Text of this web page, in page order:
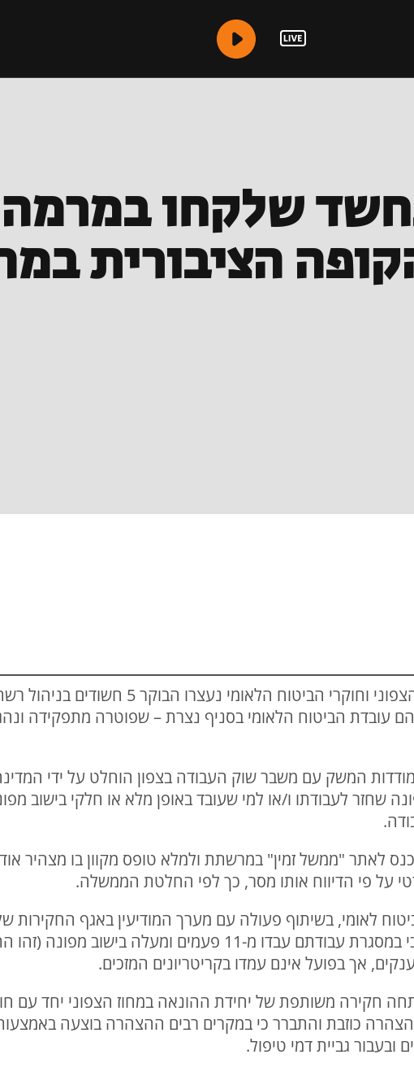
בחשד שלקחו
הציבורית
בתום חקירה משותפת של שוטרי המחוז הצפוני וחוקרי
עובדת הביטוח הלאומי בסניף נצרת – שפוטרה מתפקידה
המשק עם משבר שוק העבודה בצפון הוחלט על ידי
מפונה שחזר לעבודתו ו/או למי שעובד באופן מלא או חלקי בישוב
לאתר "ממשל זמין" במרשתת ולמלא טופס מקוון בו מצהיר
על פי הדיווח אותו מסר, כך לפי החלטת הממשלה.
לאומי, בשיתוף פעולה עם מערך המודיעין באגף החקירות
נתגלו אלפי מקרים בהם עובדים הצהירו כי במסגרת עבודתם עבדו מ-11 פעמים
אך בפועל אינם עמדו בקריטריונים המזכים.
חקירה משותפת של יחידת ההונאה במחוז הצפוני יחד עם
כוזבת והתברר כי במקרים רבים ההצהרה בוצעה
ובעבור גביית דמי טיפול.